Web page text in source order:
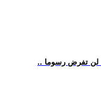
لن تفرض رسوما